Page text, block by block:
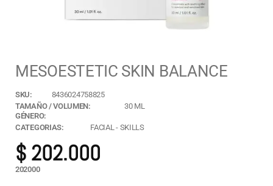
MESOESTETIC SKIN BALANCE
SKU:
8436024758825
TAMAÑO / VOLUMEN:
30 ML
GÉNERO:
CATEGORIAS:
FACIAL- SKILLS
$ 202.000
202000